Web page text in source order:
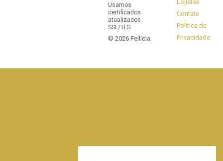
Usamos
certificados
atualizados
SSL/TLS
© 2026 Fellicia.
Lojistas
Contato
Política de
Privacidade